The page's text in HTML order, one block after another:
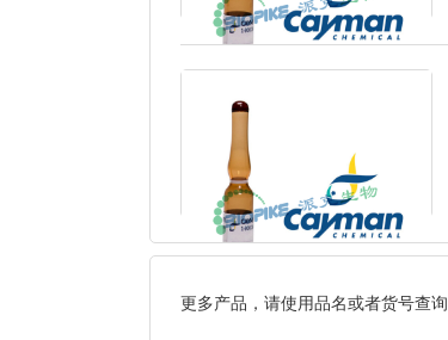
更多产品，请使用品名或者货号查询